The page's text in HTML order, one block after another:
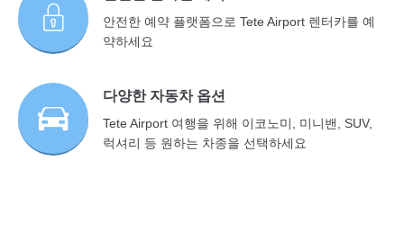
안전한 예약 플랫폼으로 Tete Airport 렌터카를 예
약하세요
다양한 자동차 옵션
Tete Airport 여행을 위해 이코노미, 미니밴, SUV,
럭셔리 등 원하는 차종을 선택하세요